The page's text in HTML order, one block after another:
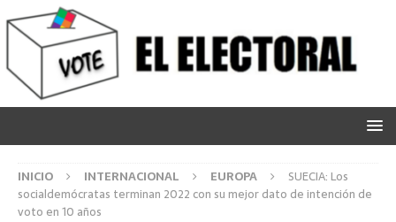
INICIO INTERNACIONAL EUROPA
SUECIA: Los
socialdemócratas terminan 2022 con su mejor dato de intención de
voto en 10 años